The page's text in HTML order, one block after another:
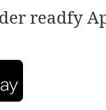
readfy